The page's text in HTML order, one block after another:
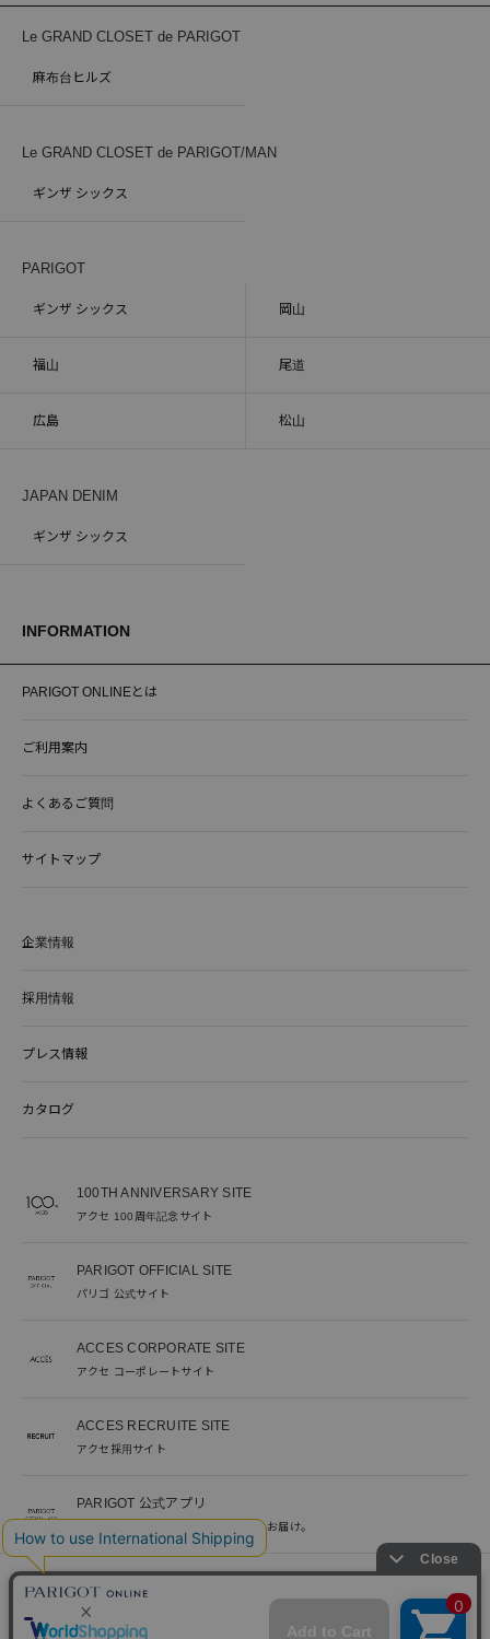
Le GRAND CLOSET de PARIGOT
麻布台ヒルズ
Le GRAND CLOSET de PARIGOT/MAN
ギンザ シックス
PARIGOT
ギンザ シックス 岡山
福山 尾道
広島 松山
JAPAN DENIM
ギンザ シックス
INFORMATION
PARIGOT ONLINEとは
ご利用案内
よくあるご質問
サイトマップ
企業情報
採用情報
プレス情報
カタログ
100TH ANNIVERSARY SITE
アクセ 100周年記念サイト
PARIGOT OFFICIAL SITE
パリゴ 公式サイト
ACCES CORPORATE SITE
アクセ コーポレートサイト
ACCES RECRUITE SITE
アクセ採用サイト
PARIGOT 公式アプリ
新着情報を、プッシュ通知でいち早くお届け。
©︎ACCES co. ltd. all rights reserved
※当サイト掲載写真のオークションなどへの二次転用を固く禁じます。